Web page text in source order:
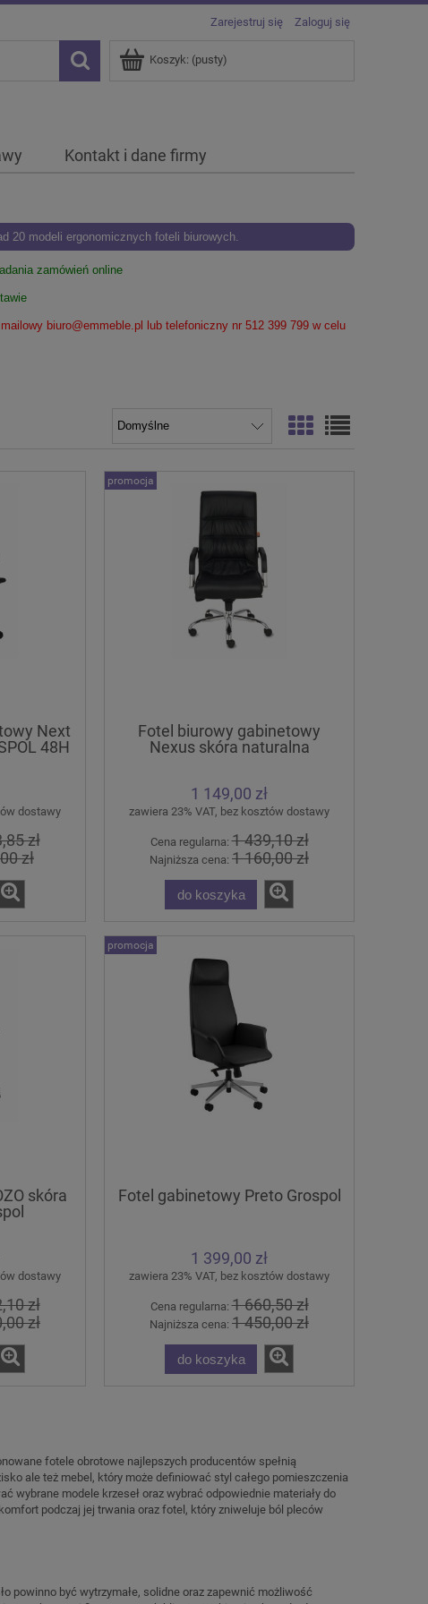
Zarejestruj się Zaloguj się
Koszyk: (pusty)
Kontakt i dane firmy
20 modeli ergonomicznych foteli biurowych.
zamówień online
biuro@emmeble.pl
lub telefoniczny nr 512 399 799 w celu
698,00 zł
Next
48H
dostawy
zł
zł
Fotel biurowy gabinetowy
Nexus skóra naturalna
1 149,00 zł
zawiera 23% VAT, bez kosztów dostawy
Cena regularna:1 439,10 zł
Najniższa cena: 1 160,00 zł
do koszyka
promocja
skóra
dostawy
zł
zł
Fotel gabinetowy Preto Grospol
1 399,00 zł
zawiera 23% VAT, bez kosztów dostawy
Cena regularna:1 660,50 zł
Najniższa cena: 1 450,00 zł
do koszyka
promocja
fotele obrotowe najlepszych producentów spełnią
ale też mebel, który może definiować styl całego pomieszczenia
wybrane modele krzeseł oraz wybrać odpowiednie materiały do
podczaj jej trwania oraz fotel, który zniweluje ból pleców
powinno być wytrzymałe, solidne oraz zapewnić możliwość